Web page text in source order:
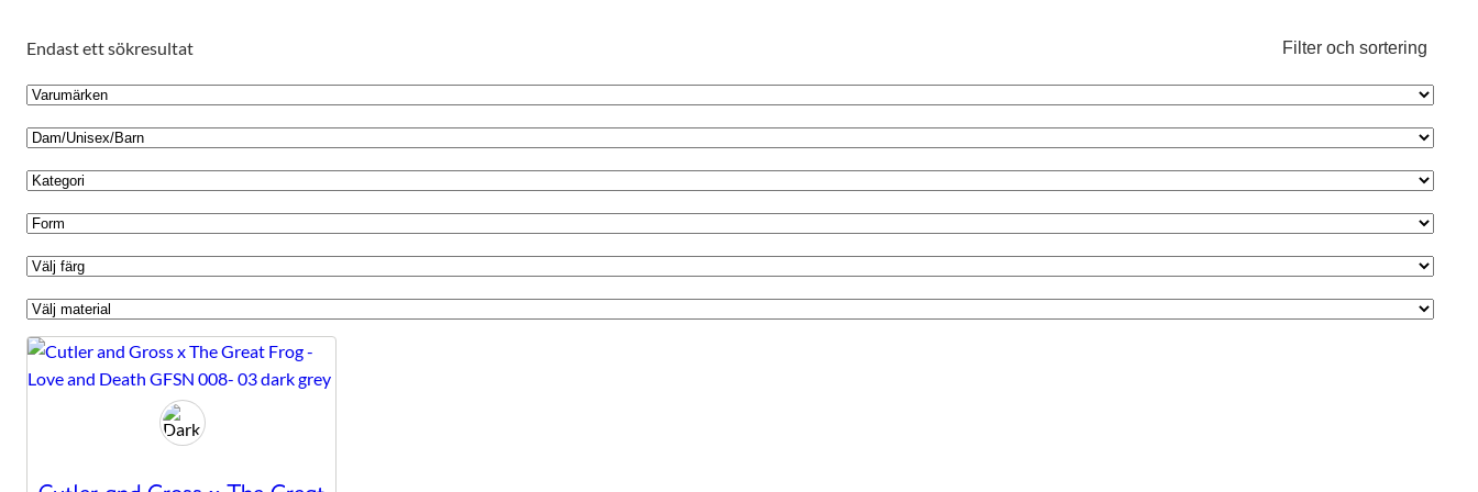
Filter och sortering
Endast ett sökresultat